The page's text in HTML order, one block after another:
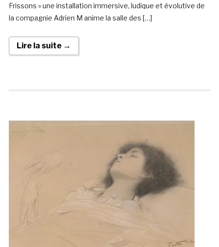
Frissons » une installation immersive, ludique et évolutive de
la compagnie Adrien M anime la salle des […]
Lire la suite →